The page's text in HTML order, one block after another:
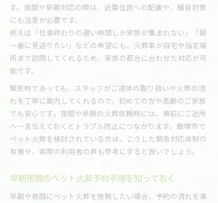
す。夜間や早朝対応の際は、近隣住民への配慮や、騒音対策
にも注意が必要です。
例えば「仕事終わりの遅い時間しか家族が集まれない」「朝
一番に見送りたい」などの希望にも、火葬車が自宅や指定場
所まで訪問してくれるため、家族の都合に合わせた対応が可
能です。
緊急時であっても、スタッフがご遺体の取り扱いや火葬の流
れを丁寧に案内してくれるので、初めての方や高齢のご家族
でも安心です。夜間や早朝の火葬依頼時には、事前にご近所
へ一言伝えておくとトラブル防止につながります。飯塚市で
ペット火葬を検討されている方は、こうした緊急対応体制の
有無や、実際の利用者の声も参考にすると良いでしょう。
早朝夜間のペット火葬予約手順を知っておく
早朝や夜間にペット火葬を依頼したい場合、予約の流れを事